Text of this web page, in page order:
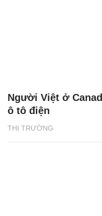
THỊ TRƯỜNG
Người Việt ở
ô tô điện